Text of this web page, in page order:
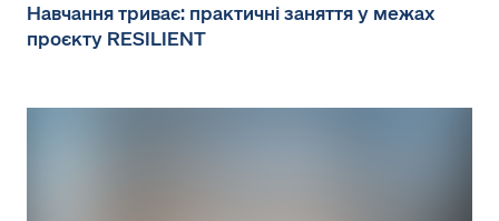
Навчання триває: практичні заняття у межах
проєкту RESILIENT